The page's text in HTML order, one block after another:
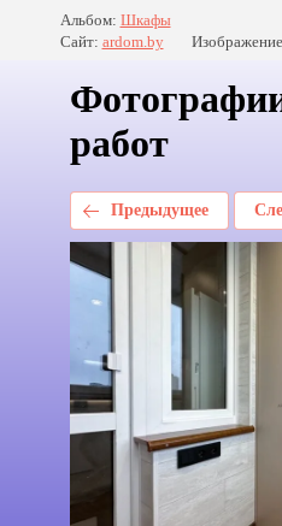
Альбом: Шкафы
Сайт: ardom.by
работ
Предыдущее